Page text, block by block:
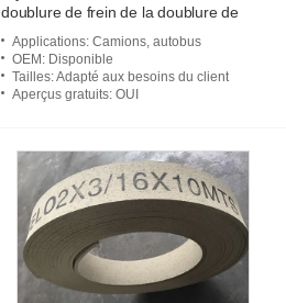
doublure de frein de la doublure de
Applications: Camions, autobus
OEM : Disponible
Tailles: Adapté aux besoins du client
Aperçus gratuits: OUI